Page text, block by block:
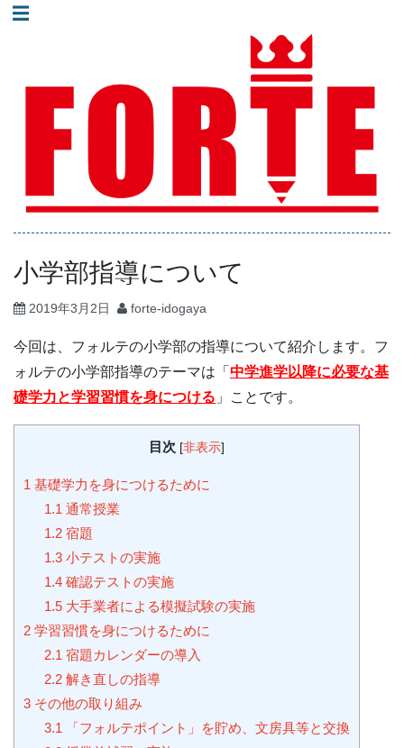
コ☰
進学塾フォルテ｜横浜
市南区井土ヶ谷・蒔
田・弘明寺地域の高校
受験専門塾｜少人数制
集団授業
進学塾フォルテ｜井土ヶ谷・蒔田・弘明寺地域で人気の少人
数制集団授業の塾！
小学部指導について
2019年3月2日 forte-idogaya
今回は、フォルテの小学部の指導について紹介します。フ
ォルテの小学部指導のテーマは「 中学進学以降に必要な基
礎学力と学習習慣を身につける 」ことです。
目次 [非表示]
1 基礎学力を身につけるために
1.1 通常授業
1.2宿題
1.3小テストの実施
1.4確認テストの実施
1.5大手業者による模擬試験の実施
2 学習習慣を身につけるために
2.1 宿題カレンダーの導入
2.2解き直しの指導
3 その他の取り組み
3.1 「フォルテポイント」を貯め、文房具等と交換